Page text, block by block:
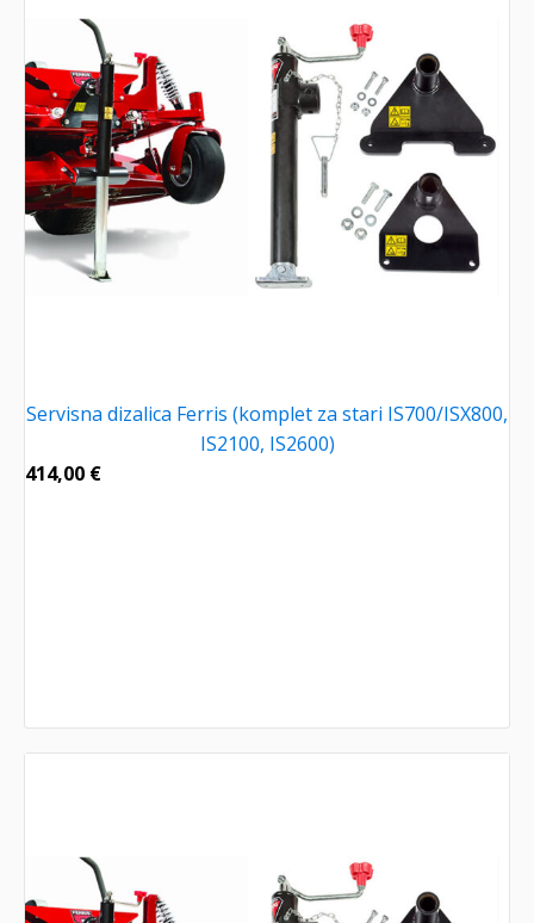
Servisna dizalica Ferris (komplet za stari IS700/ISX800,
IS2100, IS2600)
414,00 €